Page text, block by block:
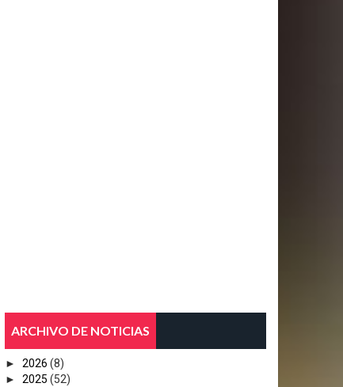
ARCHIVO DE NOTICIAS
► 2026 (8)
► 2025 (52)